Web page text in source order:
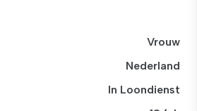
Vrouw
Nederland
In Loondienst